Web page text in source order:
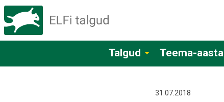
Talgud Teema-aasta
31.07.2018